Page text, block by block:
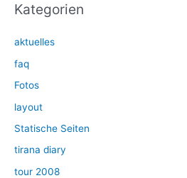
Kategorien
aktuelles
faq
Fotos
layout
Statische Seiten
tirana diary
tour 2008